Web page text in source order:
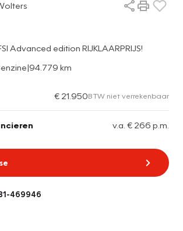
Advanced edition RIJKLAARPRIJS!
|94.779 km
€ 21.950BTW niet verrekenbaar
v.a. € 266 p.m.
469946